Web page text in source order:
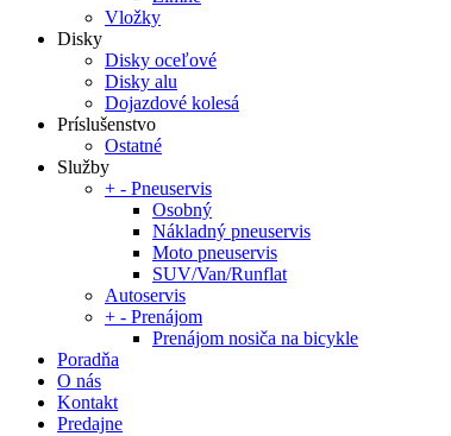
Vložky
Disky
Disky oceľové
Disky alu
Dojazdové kolesá
Príslušenstvo
Ostatné
Služby
+ - Pneuservis
Osobný
Nákladný pneuservis
Moto pneuservis
SUV/Van/Runflat
Autoservis
+ - Prenájom
Prenájom nosiča na bicykle
Poradňa
O nás
Kontakt
Predajne